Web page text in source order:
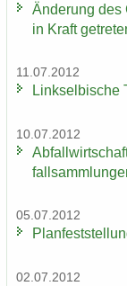
Än­de­rung des
in Kraft
11.07.2012
Linksel­bi­sche
10.07.2012
05.07.2012
02.07.2012